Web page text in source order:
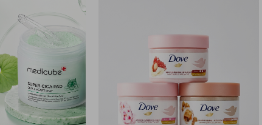
và những công
trong bài viết dưới